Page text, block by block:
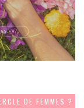
DE FEMMES ?